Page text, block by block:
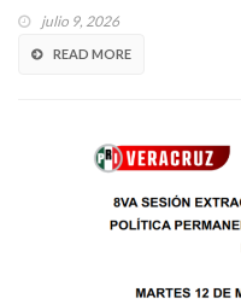
julio 9, 2026
READ MORE